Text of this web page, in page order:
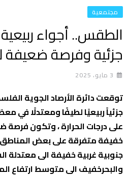
مجتمعية
الطقس.. أجواء
جزئية وفرصة ضعيفة
3 مايو، 2025
توقعت دائرة الأرصاد الجوية
جزئياً ربيعيًا لطيفًا ومعتدلًا في
على درجات الحرارة ، وتكون
خفيفة متفرقة على بعض المناطق ،
جنوبية غربية خفيفة الى معتدلة
والبحرخفيف الى متوسط ارتفاع